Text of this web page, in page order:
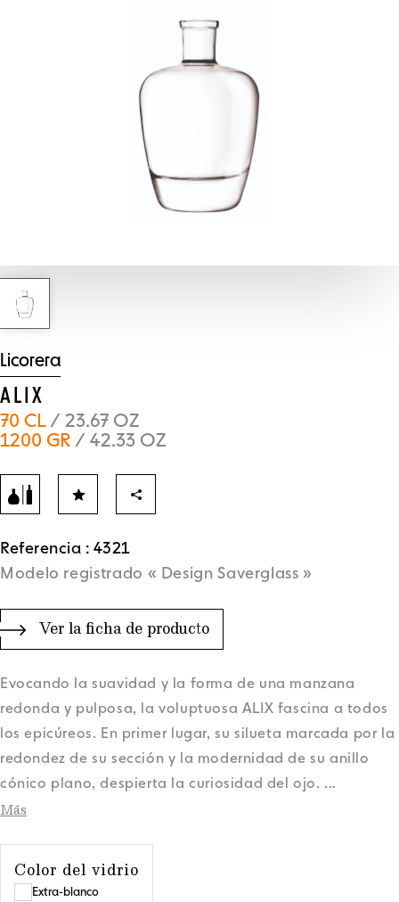
Licorera
ALIX
70 CL/ 23.67 OZ
1200 GR / 42.33 OZ
Referencia : 4321
Modelo registrado « Design Saverglass »
Ver la ficha de producto
Evocando la suavidad y la forma de una manzana
redonda y pulposa, la voluptuosa ALIX fascina a todos
los epicúreos. En primer lugar, su silueta marcada por la
redondez de su sección y la modernidad de su anillo
cónico plano, despierta la curiosidad del ojo. ...
Más
Color del vidrio
Extra-blanco